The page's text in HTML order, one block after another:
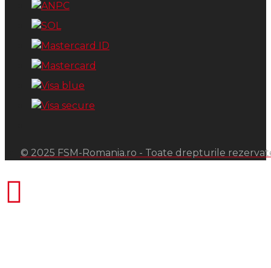
© 2025 FSM-Romania.ro - Toate drepturile